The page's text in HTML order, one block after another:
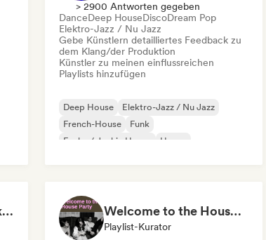
> 2900 Antworten gegeben
DanceDeep HouseDiscoDream Pop
Elektro-Jazz / Nu Jazz
Gebe Künstlern detailliertes Feedback zu
dem Klang/der Produktion
Künstler zu meinen einflussreichen
Playlists hinzufügen
Deep House
Elektro-Jazz / Nu Jazz
French-House
Funk
Funky / Jackin House
House
Start Me Up! Pre-drinks and Summer Party 🍹 Welcome to the House Party
Playlist-Kurator